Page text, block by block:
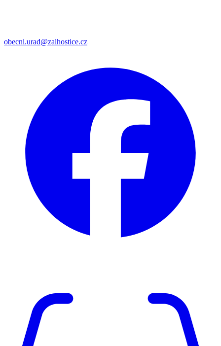
obecni.urad@zalhostice.cz